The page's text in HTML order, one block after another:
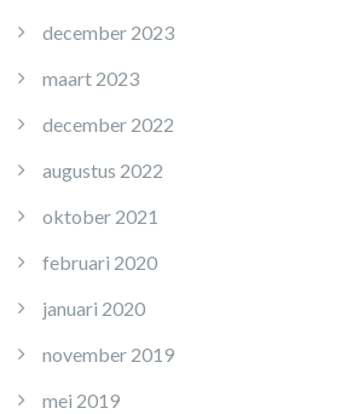
december 2023
maart 2023
december 2022
augustus 2022
oktober 2021
februari 2020
januari 2020
november 2019
mei 2019